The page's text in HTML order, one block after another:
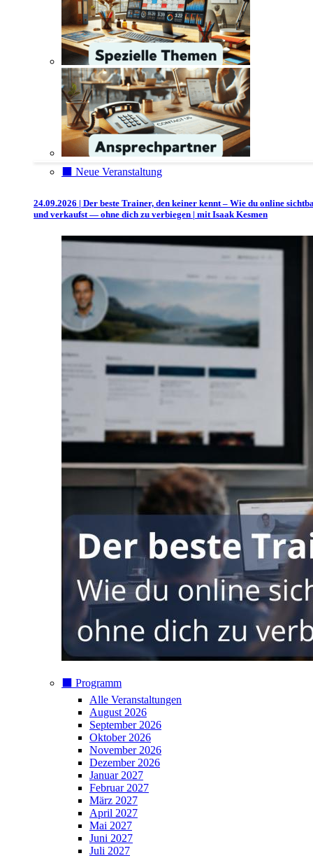
⬛️ Neue Veranstaltung
24.09.2026 | Der beste Trainer, den keiner kennt – Wie du online
und verkaufst — ohne dich zu verbiegen | mit Isaak Kesmen
⬛️ Programm
Alle Veranstaltungen
August 2026
September 2026
Oktober 2026
November 2026
Dezember 2026
Januar 2027
Februar 2027
März 2027
April 2027
Mai 2027
Juni 2027
Juli 2027